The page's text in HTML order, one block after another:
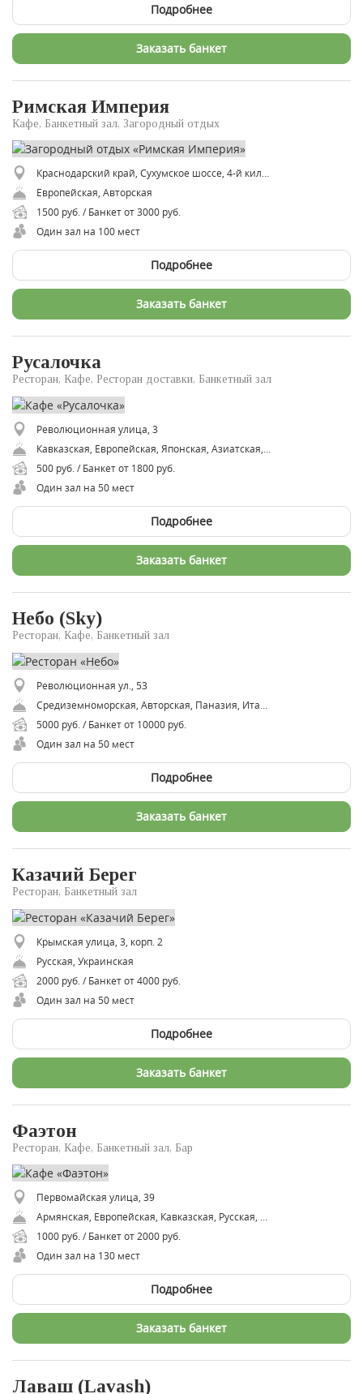
Подробнее
Заказать банкет
Римская Империя
Кафе, Банкетный зал, Загородный отдых
Краснодарский край, Сухумское шоссе, 4-й километр
Европейская, Авторская
1500 руб. / Банкет от 3000 руб.
Один зал на 100 мест
Подробнее
Заказать банкет
Русалочка
Ресторан, Кафе, Ресторан доставки, Банкетный зал
Революционная улица, 3
500 руб. / Банкет от 1800 руб.
Один зал на 50 мест
Подробнее
Заказать банкет
Небо (Sky)
Ресторан, Кафе, Банкетный зал
Революционная ул., 53
5000 руб. / Банкет от 10000 руб.
Один зал на 50 мест
Подробнее
Заказать банкет
Казачий Берег
Ресторан, Банкетный зал
Крымская улица, 3, корп. 2
Русская, Украинская
2000 руб. / Банкет от 4000 руб.
Один зал на 50 мест
Подробнее
Заказать банкет
Фаэтон
Ресторан, Кафе, Банкетный зал, Бар
Первомайская улица, 39
Армянская, Европейская, Кавказская, Русская, Восточная
1000 руб. / Банкет от 2000 руб.
Один зал на 130 мест
Подробнее
Заказать банкет
Лаваш (Lavash)